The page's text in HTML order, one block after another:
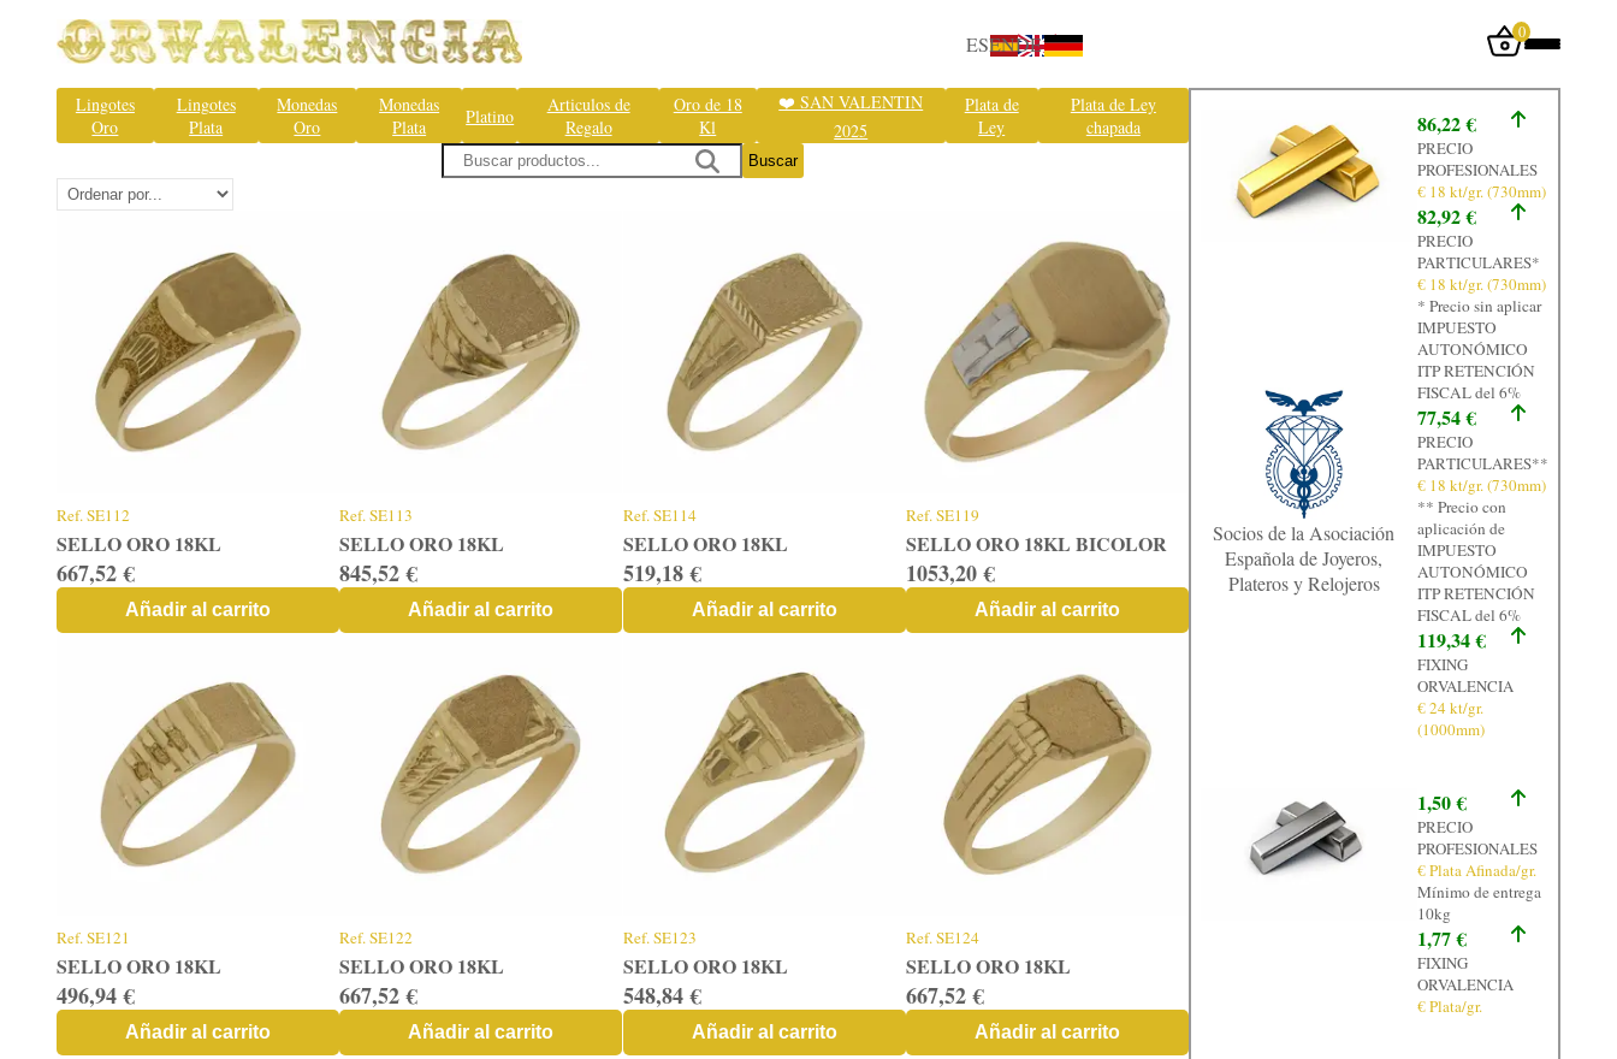
ESENDE 0
Iniciar sesión
Inicio
Tienda
Taller
Tasación
Laboratorio
Joyas
Noticias
Normativa
Contacto
Graficos
Lingotes
Oro
Lingotes
Plata
Monedas
Oro
Monedas
Plata
Platino
Articulos de
Regalo
Oro de 18
Kl
❤️ SAN VALENTIN
2025
Plata de
Ley
Plata de Ley
chapada
Buscar
Ref.SE112
SELLO ORO 18KL
667,52 €
Añadir al carrito
Ref.SE113
SELLO ORO 18KL
845,52 €
Añadir al carrito
Ref.SE114
SELLO ORO 18KL
519,18 €
Añadir al carrito
Ref.SE119
SELLO ORO 18KL BICOLOR
1053,20 €
Añadir al carrito
Ref.SE121
SELLO ORO 18KL
496,94 €
Añadir al carrito
Ref.SE122
SELLO ORO 18KL
667,52 €
Añadir al carrito
Ref.SE123
SELLO ORO 18KL
548,84 €
Añadir al carrito
Ref.SE124
SELLO ORO 18KL
667,52 €
Añadir al carrito
Socios de la Asociación
Española de Joyeros,
Plateros y Relojeros
86,22 €
PRECIO
PROFESIONALES
€ 18 kt/gr. (730mm)
82,92 €
PRECIO
PARTICULARES*
€ 18 kt/gr. (730mm)
* Precio sin aplicar
IMPUESTO
AUTONÓMICO
ITP RETENCIÓN
FISCAL del 6%
77,54 €
PRECIO
PARTICULARES**
€ 18 kt/gr. (730mm)
** Precio con
aplicación de
IMPUESTO
AUTONÓMICO
ITP RETENCIÓN
FISCAL del 6%
119,34 €
FIXING
ORVALENCIA
€ 24 kt/gr.
(1000mm)
1,50 €
PRECIO
PROFESIONALES
€ Plata Afinada/gr.
Mínimo de entrega
10kg
1,77 €
FIXING
ORVALENCIA
€ Plata/gr.